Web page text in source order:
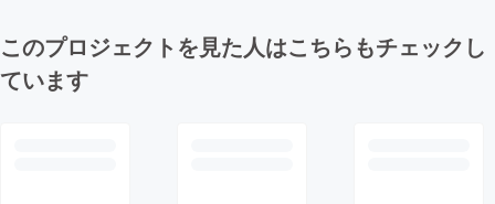
このプロジェクトを見た人はこちらもチェックし
ています